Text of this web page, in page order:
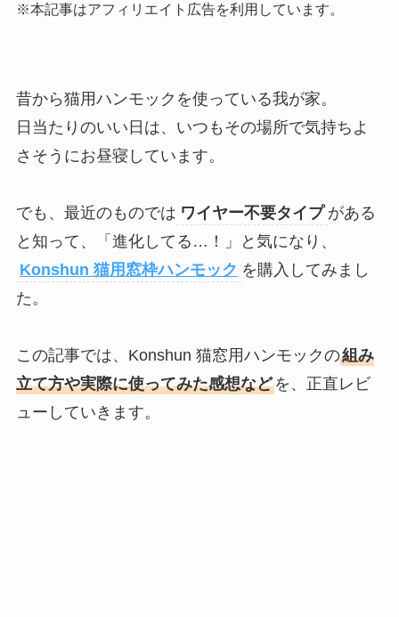
※本記事はアフィリエイト広告を利用しています。
昔から猫用ハンモックを使っている我が家。
日当たりのいい日は、いつもその場所で気持ちよ
さそうにお昼寝しています。
でも、最近のものでは ワイヤー不要タイプ がある
と知って、「進化してる…！」と気になり、
Konshun 猫用窓枠ハンモック を購入してみまし
た。
この記事では、Konshun 猫窓用ハンモックの組み
立て方や実際に使ってみた感想などを、正直レビ
ューしていきます。